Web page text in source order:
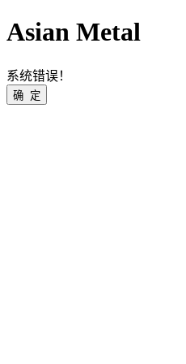
Asian Metal
系统错误！